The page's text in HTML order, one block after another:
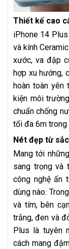
Thiết kế cao
iPhone 14
và kính
xước, va đập
hợp xu hướng,
hoàn toàn
kiện môi
chuẩn chống
tối đa 6m trong
Nét đẹp từ
Mang tới
sang trọng và
công nghệ ấn
dùng nào.
và tím, bên
trắng, đen và
Plus là tuyên
cách mang